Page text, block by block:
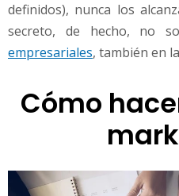
definidos), nunca los
secreto, de hecho, no
empresariales, también en
Cómo